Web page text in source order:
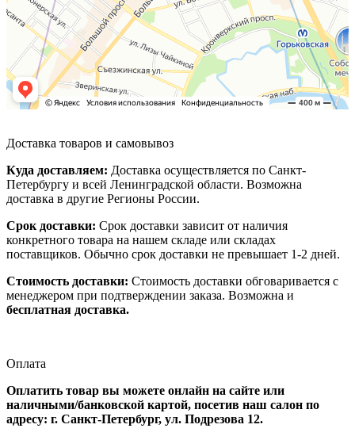
Доставка товаров и самовывоз
Куда доставляем: Доставка осуществляется по Санкт-
Петербургу и всей Ленинградской области. Возможна
доставка в другие Регионы России.
Срок доставки: Срок доставки зависит от наличия
конкретного товара на нашем складе или складах
поставщиков. Обычно срок доставки не превышает 1-2 дней.
Стоимость доставки: Стоимость доставки обговаривается с
менеджером при подтверждении заказа. Возможна и
бесплатная доставка.
Оплата
Оплатить товар вы можете онлайн на сайте или
наличными/банковской картой, посетив наш салон по
адресу: г. Санкт-Петербург, ул. Подрезова 12.